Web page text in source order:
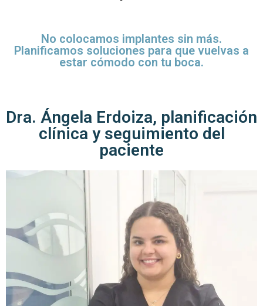
No colocamos implantes sin más.
Planificamos soluciones para que vuelvas a
estar cómodo con tu boca.
Dra. Ángela Erdoiza, planificación
clínica y seguimiento del
paciente